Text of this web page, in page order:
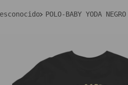
POLO-BABY YODA NEGRO